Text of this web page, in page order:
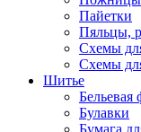
Пайетки
Пяльцы,
Схемы
Схемы
Шитье
Бельевая
Булавки
Бумага